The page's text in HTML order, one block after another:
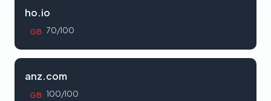
ho.io
GB 70/100
anz.com
GB 100/100